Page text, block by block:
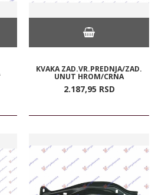
KVAKA ZAD.VR.PREDNJA/ZAD.
UNUT HROM/CRNA
2.187,95 RSD